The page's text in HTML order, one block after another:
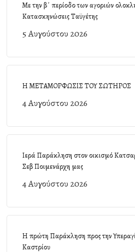
Με την β΄ περίοδο των αγοριών
Κατασκηνώσεις Ταϋγέτης
5 Αυγούστου 2026
Η ΜΕΤΑΜΟΡΦΩΣΙΣ ΤΟΥ ΣΩΤΗΡΟΣ
4 Αυγούστου 2026
Ιερά Παράκληση στον οικισμό
Σεβ Ποιμενάρχη μας
4 Αυγούστου 2026
Η πρώτη Παράκληση προς την
Καστρίου